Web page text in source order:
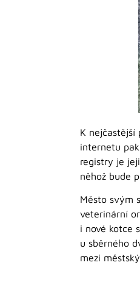
K nejčastější
internetu
registry je
něhož bude
Město svým
veterinární
i nové kotce
u sběrného
mezi